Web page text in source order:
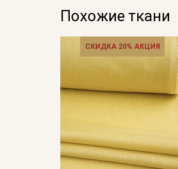
Похожие ткани
СКИДКА 20% АКЦИЯ